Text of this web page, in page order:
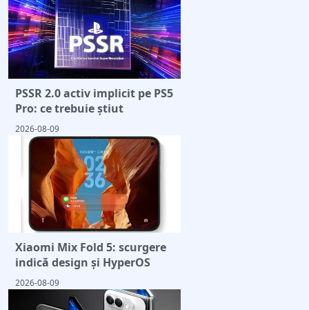
PSSR 2.0 activ implicit pe PS5
Pro: ce trebuie știut
2026-08-09
Xiaomi Mix Fold 5: scurgere
indică design și HyperOS
2026-08-09